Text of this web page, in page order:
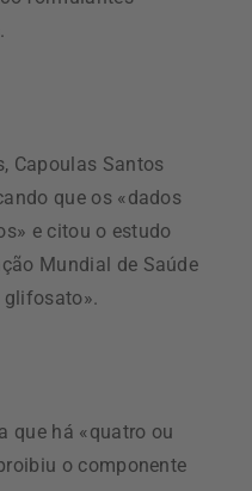
Capoulas Santos
que os «dados
e citou o estudo
Mundial de Saúde
glifosato».
que há «quatro ou
o componente